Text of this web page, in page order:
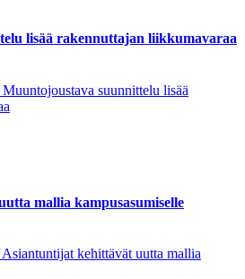
lisää rakennuttajan liikkumavaraa
suunnittelu lisää
mallia kampusasumiselle
kehittävät uutta mallia